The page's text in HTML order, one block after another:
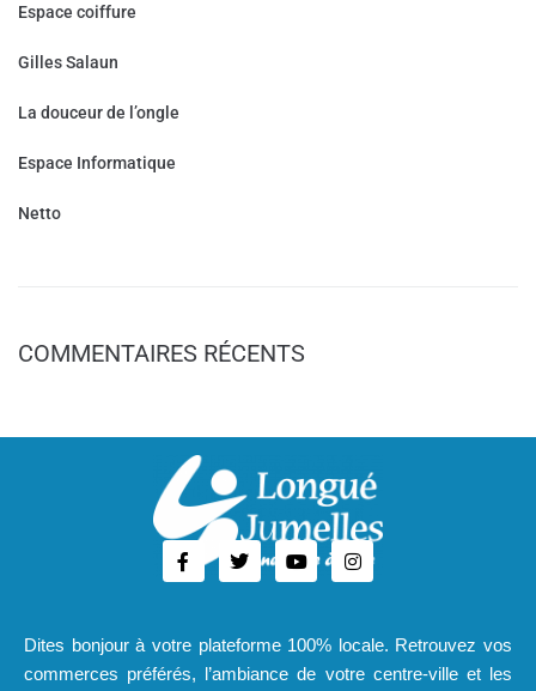
Espace coiffure
Gilles Salaun
La douceur de l’ongle
Espace Informatique
Netto
COMMENTAIRES RÉCENTS
Dites bonjour à votre plateforme 100% locale. Retrouvez vos
commerces préférés, l’ambiance de votre centre-ville et les